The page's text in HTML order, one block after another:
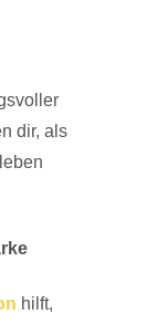
dir, als
hilft,